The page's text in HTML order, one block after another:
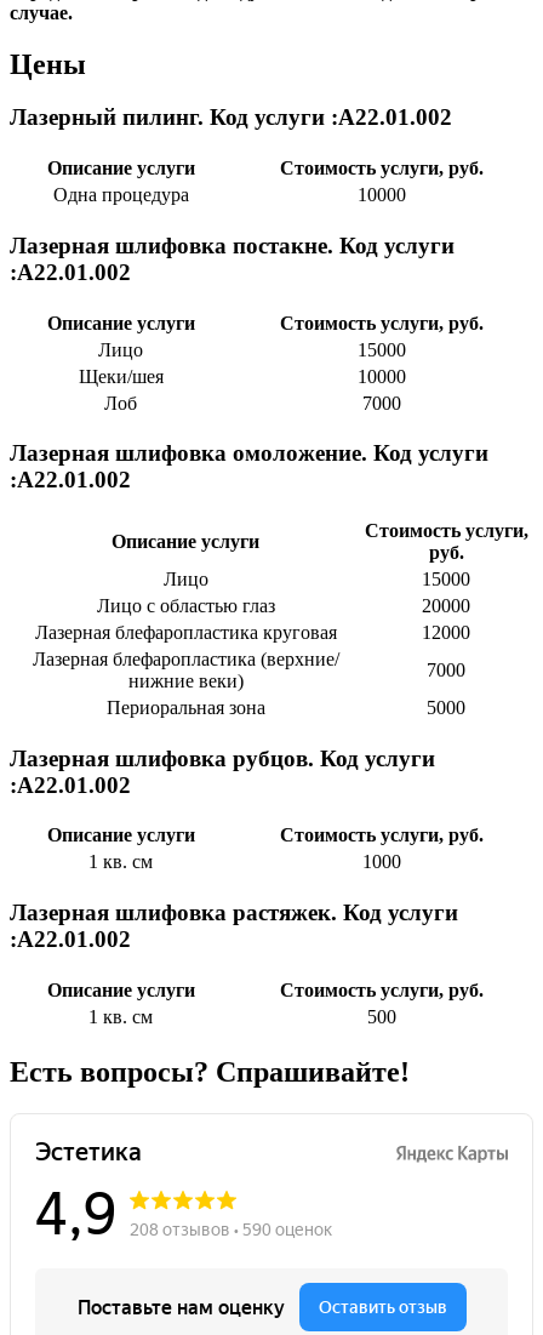
случае.
Цены
Лазерный пилинг. Код услуги :А22.01.002
Описание услуги
Стоимость услуги, руб.
Одна процедура
10000
Лазерная шлифовка постакне. Код услуги
:А22.01.002
Описание услуги
Стоимость услуги, руб.
Лицо
15000
Щеки/шея
10000
Лоб
7000
Лазерная шлифовка омоложение. Код услуги
:А22.01.002
Описание услуги
Стоимость услуги,
руб.
Лицо
15000
Лицо с областью глаз
20000
Лазерная блефаропластика круговая
12000
Лазерная блефаропластика (верхние/
нижние веки)
7000
Периоральная зона
5000
Лазерная шлифовка рубцов. Код услуги
:А22.01.002
Описание услуги
Стоимость услуги, руб.
1 кв. см
1000
Лазерная шлифовка растяжек. Код услуги
:А22.01.002
Описание услуги
Стоимость услуги, руб.
1 кв. см
500
Есть вопросы? Спрашивайте!